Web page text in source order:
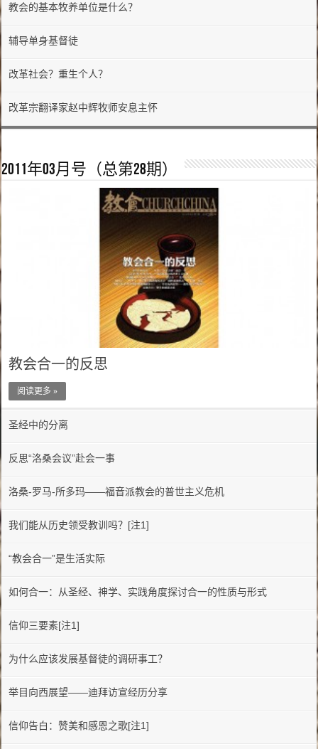
教会的基本牧养单位是什么？
辅导单身基督徒
改革社会？重生个人？
改革宗翻译家赵中辉牧师安息主怀
2011年03月号（总第28期）
教会合一的反思
阅读更多 »
圣经中的分离
反思“洛桑会议”赴会一事
洛桑-罗马-所多玛——福音派教会的普世主义危机
我们能从历史领受教训吗？[注1]
“教会合一”是生活实际
如何合一：从圣经、神学、实践角度探讨合一的性质与形式
信仰三要素[注1]
为什么应该发展基督徒的调研事工？
举目向西展望——迪拜访宣经历分享
信仰告白：赞美和感恩之歌[注1]